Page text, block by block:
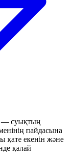
— суықтың
пайдасына
қате екенін және
қалай